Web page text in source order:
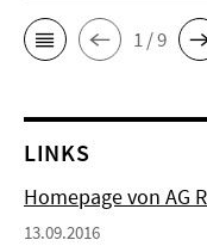
1 / 9
LINKS
Homepage von AG
13.09.2016